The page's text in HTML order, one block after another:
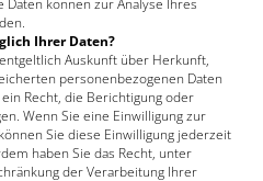
können zur Analyse Ihres
Ihrer Daten?
Auskunft über Herkunft,
personenbezogenen Daten
Recht, die Berichtigung oder
Wenn Sie eine Einwilligung zur
Sie diese Einwilligung jederzeit
haben Sie das Recht, unter
der Verarbeitung Ihrer